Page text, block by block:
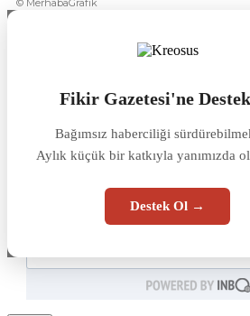
© MerhabaGrafik
Fikir Gazetesi'ne
Bağımsız haberciliği
Aylık küçük bir katkıyla yanımızda
Destek Ol →